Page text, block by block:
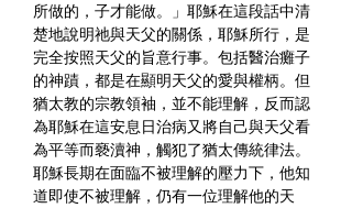
所做的，子才能做。」耶穌在這段話中清
楚地說明祂與天父的關係，耶穌所行，是
完全按照天父的旨意行事。包括醫治癱子
的神蹟，都是在顯明天父的愛與權柄。但
猶太教的宗教領袖，並不能理解，反而認
為耶穌在這安息日治病又將自己與天父看
為平等而褻瀆神，觸犯了猶太傳統律法。
耶穌長期在面臨不被理解的壓力下，他知
道即使不被理解，仍有一位理解他的天